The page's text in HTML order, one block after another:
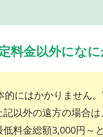
料金以外にな
的にはかかりません
記以外の遠方の場合は
低料金総額3,000円～